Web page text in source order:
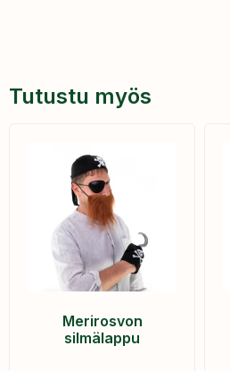
Tutustu myös
Merirosvon
silmälappu